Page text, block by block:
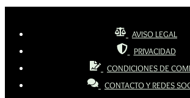
AVISO LEGAL
PRIVACIDAD
CONDICIONES DE
CONTACTO Y REDES